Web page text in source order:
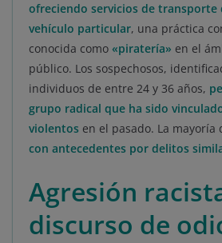
ofreciendo servicios de transporte
vehículo particular, una práctica
conocida como «piratería» en el
público. Los sospechosos,
individuos de entre 24 y 36 años,
grupo radical que ha sido
violentos en el pasado. La mayoría
con antecedentes por delitos
Agresión
discurso de